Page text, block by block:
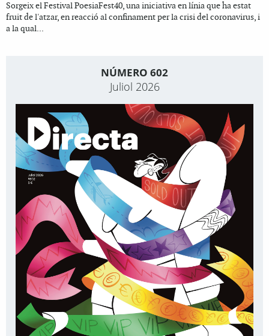
Sorgeix el Festival PoesiaFest40, una iniciativa en línia que ha estat
fruit de l'atzar, en reacció al confinament per la crisi del coronavirus, i
a la qual...
NÚMERO 602
Juliol 2026